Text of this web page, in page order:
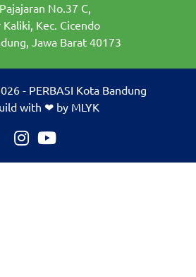
No.37 C,
Kaliki, Kec. Cicendo
Jawa Barat 40173
- PERBASI Kota Bandung
with ❤ by MLYK